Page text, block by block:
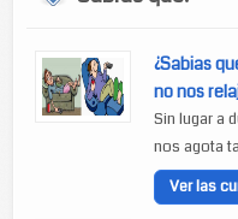
¿Sabias
no nos
Sin lugar a
nos agota
Ver las